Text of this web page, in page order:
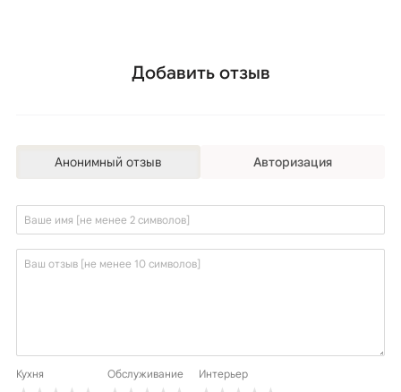
Добавить отзыв
Анонимный отзыв Авторизация
Кухня Обслуживание Интерьер